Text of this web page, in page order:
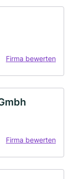
Firma bewerten
Firma bewerten